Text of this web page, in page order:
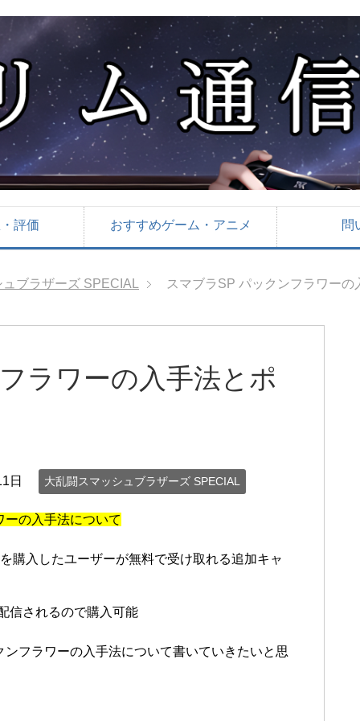
評価 おすすめゲーム・アニメ 問
ブラザーズ SPECIAL スマブラSP パックンフラワー
ラワーの入手法とポ
日 大乱闘スマッシュブラザーズ SPECIAL
の入手法について
購入したユーザーが無料で受け取れる追加キャ
信されるので購入可能
フラワーの入手法について書いていきたいと思